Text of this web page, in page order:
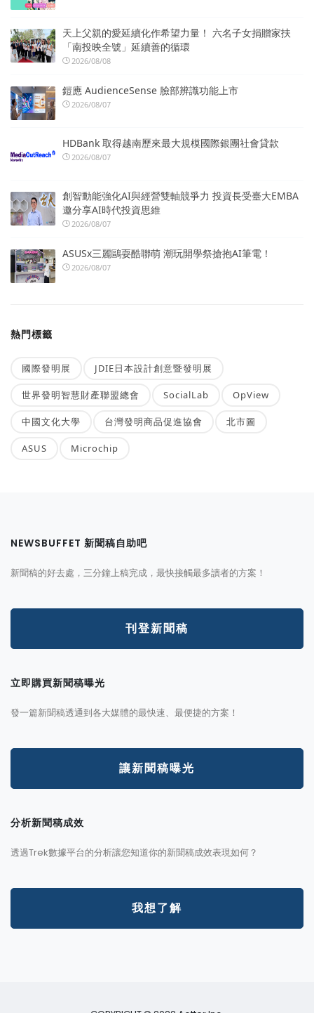
天上父親的愛延續化作希望力量！ 六名子女捐贈家扶
「南投映全號」延續善的循環
2026/08/08
鎧應 AudienceSense 臉部辨識功能上市
2026/08/07
HDBank 取得越南歷來最大規模國際銀團社會貸款
2026/08/07
創智動能強化AI與經營雙軸競爭力 投資長受臺大EMBA
邀分享AI時代投資思維
2026/08/07
ASUSx三麗鷗耍酷聯萌 潮玩開學祭搶抱AI筆電！
2026/08/07
熱門標籤
國際發明展 JDIE日本設計創意暨發明展
世界發明智慧財產聯盟總會 SocialLab OpView
中國文化大學 台灣發明商品促進協會 北市圖
ASUS Microchip
NEWSBUFFET 新聞稿自助吧
新聞稿的好去處，三分鐘上稿完成，最快接觸最多讀者的方案！
刊登新聞稿
立即購買新聞稿曝光
發一篇新聞稿透通到各大媒體的最快速、最便捷的方案！
讓新聞稿曝光
分析新聞稿成效
透過Trek數據平台的分析讓您知道你的新聞稿成效表現如何？
我想了解